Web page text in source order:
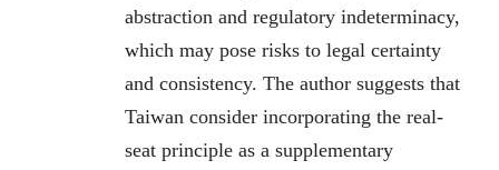
abstraction and regulatory indeterminacy,
which may pose risks to legal certainty
and consistency. The author suggests that
Taiwan consider incorporating the real-
seat principle as a supplementary